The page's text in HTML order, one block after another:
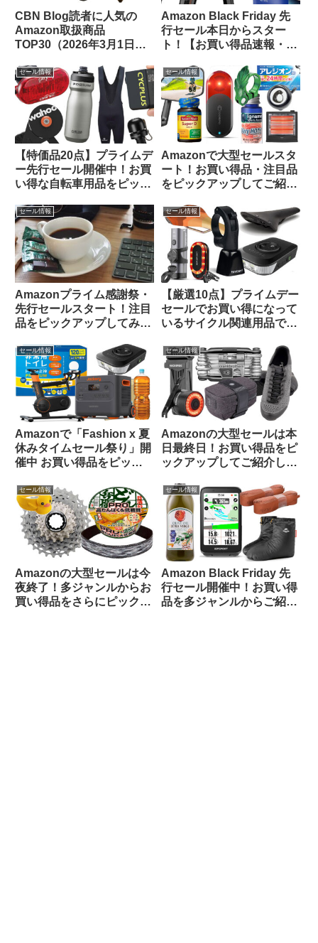
CBN Blog読者に人気の
Amazon取扱商品
TOP30（2026年3月1日
Amazon Black Friday 先
行セール本日からスター
ト！【お買い得品速報・
セール情報
【特価品20点】プライムデ
ー先行セール開催中！お買
い得な自転車用品をピック
セール情報
Amazonで大型セールスタ
ート！お買い得品・注目品
をピックアップしてご紹介
セール情報
Amazonプライム感謝祭・
先行セールスタート！注目
品をピックアップしてみま
セール情報
【厳選10点】プライムデー
セールでお買い得になって
いるサイクル関連用品で未
してみました
セール情報
Amazonで「Fashion x 夏
休みタイムセール祭り」開
催中 お買い得品をピック
セール情報
Amazonの大型セールは本
日最終日！お買い得品をピ
ックアップしてご紹介しま
セール情報
Amazonの大型セールは今
夜終了！多ジャンルからお
買い得品をさらにピックア
セール情報
Amazon Black Friday 先
行セール開催中！お買い得
品を多ジャンルからご紹介